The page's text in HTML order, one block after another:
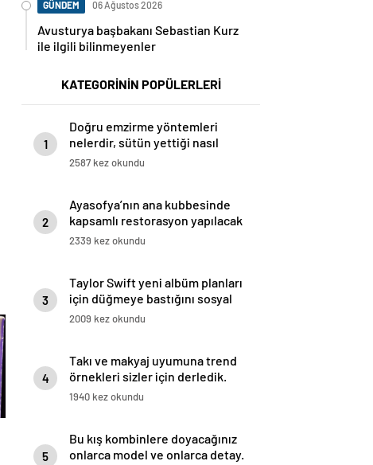
GÜNDEM 06 Ağustos 2026
Avusturya başbakanı Sebastian Kurz
ile ilgili bilinmeyenler
KATEGORİNİN POPÜLERLERİ
1
Doğru emzirme yöntemleri
nelerdir, sütün yettiği nasıl
anlaşılır?
2587 kez okundu
2
Ayasofya’nın ana kubbesinde
kapsamlı restorasyon yapılacak
2339 kez okundu
3
Taylor Swift yeni albüm planları
için düğmeye bastığını sosyal
medyadan duyurdu!
2009 kez okundu
4
Takı ve makyaj uyumuna trend
örnekleri sizler için derledik.
1940 kez okundu
5
Bu kış kombinlere doyacağınız
onlarca model ve onlarca detay.